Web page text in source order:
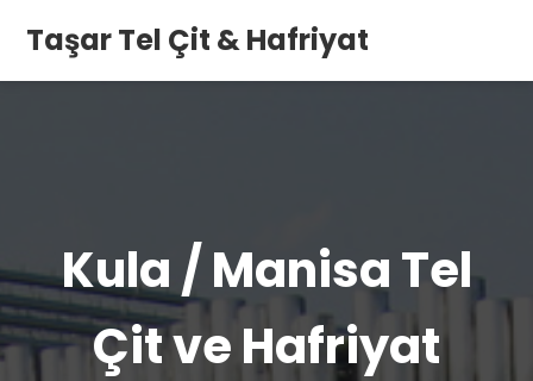
Taşar Tel Çit & Hafriyat
Kula / Manisa Tel
Çit ve Hafriyat